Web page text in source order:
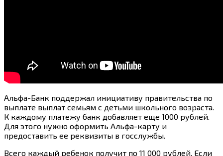
Альфа-Банк поддержал инициативу правительства по
выплате выплат семьям с детьми школьного возраста.
К каждому платежу банк добавляет еще 1000 рублей.
Для этого нужно оформить Альфа-карту и
предоставить ее реквизиты в госслужбы.
Всего каждый ребенок получит по 11 000 рублей. Если